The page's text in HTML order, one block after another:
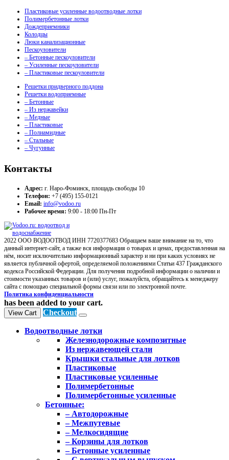
Пластиковые усиленные водоотводные лотки
Полимербетонные лотки
Дождеприемники
Колодцы
Люки канализационные
Пескоуловители
– Бетонные пескоуловители
– Усиленные пескоуловители
– Пластиковые пескоуловители
Решетки придверного поддона
Решетки водоприемные
– Бетонные
– Из нержавейки
– Медные
– Пластиковые
– Полиамидные
– Стальные
– Чугунные
Контакты
Адрес: г. Наро-Фоминск, площадь свободы 10
Телефон: +7 (495) 155-0121
Email: info@vodoo.ru
Рабочее время: 9:00 - 18:00 Пн-Пт
2022 ООО ВОДООТВОД ИНН 7720377683 Обращаем ваше внимание на то, что
данный интернет-сайт, а также вся информация о товарах и ценах, предоставленная на
нём, носит исключительно информационный характер и ни при каких условиях не
является публичной офертой, определяемой положениями Статьи 437 Гражданского
кодекса Российской Федерации. Для получения подробной информации о наличии и
стоимости указанных товаров и (или) услуг, пожалуйста, обращайтесь к менеджеру
сайта с помощью специальной формы связи или по электронной почте.
Политика конфиденциальности
has been added to your cart.
View Cart Checkout
Водоотводные лотки
Железнодорожные композитные
Из нержавеющей стали
Крышки стальные для лотков
Пластиковые
Пластиковые усиленные
Полимербетонные
Полимербетонные усиленные
Бетонные:
– Автодорожные
– Межпутевые
– Мелкосидящие
– Корзины для лотков
– Бетонные усиленные